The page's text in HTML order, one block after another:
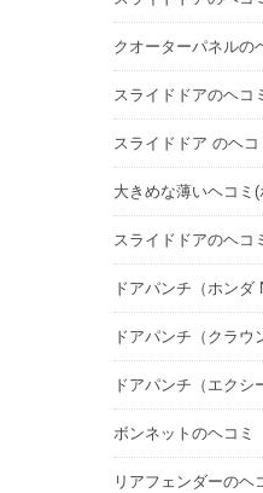
クオーターパネルの
スライドドアのヘコ
スライドドア のヘコ
大きめな薄いヘコミ
スライドドアのヘコ
ドアパンチ（ホンダ
ドアパンチ（クラウ
ドアパンチ（エクシ
ボンネットのヘコミ
リアフェンダーのヘ